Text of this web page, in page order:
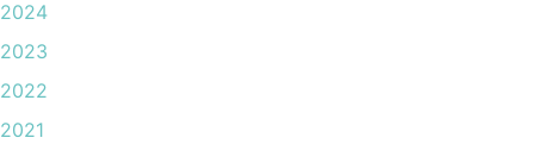
2024
2023
2022
2021